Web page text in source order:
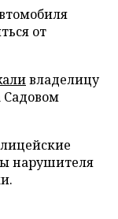
от
владелицу
Садовом
нарушителя